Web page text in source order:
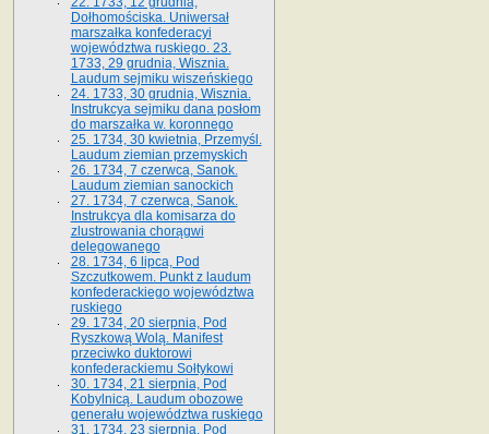
Dołhomościska. Uniwersał
marszałka konfederacyi
województwa ruskiego. 23.
1733, 29 grudnia, Wisznia.
Laudum sejmiku wiszeńskiego
24. 1733, 30 grudnia, Wisznia.
Instrukcya sejmiku dana posłom
do marszałka w. koronnego
25. 1734, 30 kwietnia, Przemyśl.
Laudum ziemian przemyskich
26. 1734, 7 czerwca, Sanok.
Laudum ziemian sanockich
27. 1734, 7 czerwca, Sanok.
Instrukcya dla komisarza do
zlustrowania chorągwi
delegowanego
28. 1734, 6 lipca, Pod
Szczutkowem. Punkt z laudum
konfederackiego województwa
ruskiego
29. 1734, 20 sierpnia, Pod
Ryszkową Wolą. Manifest
przeciwko duktorowi
konfederackiemu Sołtykowi
30. 1734, 21 sierpnia, Pod
Kobylnicą. Laudum obozowe
generału województwa ruskiego
31. 1734, 23 sierpnia, Pod